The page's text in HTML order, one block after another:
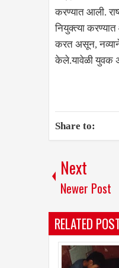
करण्यात आली.
नियुक्त्या
करत असून, नव्याने
केले.यावेळी युवक
Share to:
Next
Newer Post
RELATED